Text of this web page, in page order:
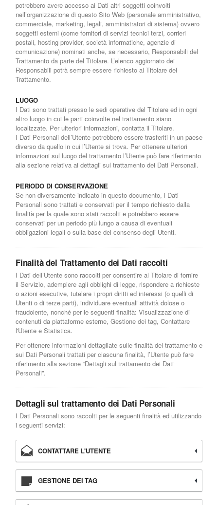
potrebbero avere accesso ai Dati altri soggetti coinvolti
nell’organizzazione di questo Sito Web (personale amministrativo,
commerciale, marketing, legali, amministratori di sistema) ovvero
soggetti esterni (come fornitori di servizi tecnici terzi, corrieri
postali, hosting provider, società informatiche, agenzie di
comunicazione) nominati anche, se necessario, Responsabili del
Trattamento da parte del Titolare. L’elenco aggiornato dei
Responsabili potrà sempre essere richiesto al Titolare del
Trattamento.
LUOGO
I Dati sono trattati presso le sedi operative del Titolare ed in ogni
altro luogo in cui le parti coinvolte nel trattamento siano
localizzate. Per ulteriori informazioni, contatta il Titolare.
I Dati Personali dell’Utente potrebbero essere trasferiti in un paese
diverso da quello in cui l’Utente si trova. Per ottenere ulteriori
informazioni sul luogo del trattamento l’Utente può fare riferimento
alla sezione relativa ai dettagli sul trattamento dei Dati Personali.
PERIODO DI CONSERVAZIONE
Se non diversamente indicato in questo documento, i Dati
Personali sono trattati e conservati per il tempo richiesto dalla
finalità per la quale sono stati raccolti e potrebbero essere
conservati per un periodo più lungo a causa di eventuali
obbligazioni legali o sulla base del consenso degli Utenti.
Finalità del Trattamento dei Dati raccolti
I Dati dell’Utente sono raccolti per consentire al Titolare di fornire
il Servizio, adempiere agli obblighi di legge, rispondere a richieste
o azioni esecutive, tutelare i propri diritti ed interessi (o quelli di
Utenti o di terze parti), individuare eventuali attività dolose o
fraudolente, nonché per le seguenti finalità: Visualizzazione di
contenuti da piattaforme esterne, Gestione dei tag, Contattare
l'Utente e Statistica.
Per ottenere informazioni dettagliate sulle finalità del trattamento e
sui Dati Personali trattati per ciascuna finalità, l’Utente può fare
riferimento alla sezione “Dettagli sul trattamento dei Dati
Personali”.
Dettagli sul trattamento dei Dati Personali
I Dati Personali sono raccolti per le seguenti finalità ed utilizzando
i seguenti servizi:
CONTATTARE L'UTENTE
GESTIONE DEI TAG